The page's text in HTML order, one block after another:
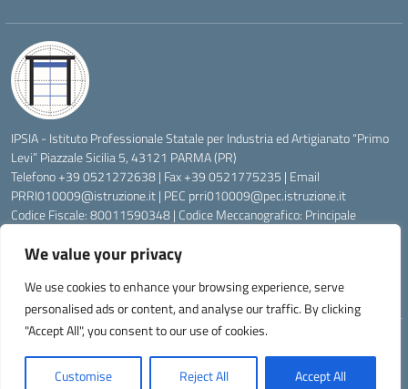
We value your privacy
We use cookies to enhance your browsing experience, serve
personalised ads or content, and analyse our traffic. By clicking
"Accept All", you consent to our use of cookies.
Customise Reject All Accept All
IPSIA - Istituto Professionale Statale per Industria ed Artigianato “Primo
Levi” Piazzale Sicilia 5, 43121 PARMA (PR)
Telefono +39 0521272638 | Fax +39 0521775235 | Email
PRRI010009@istruzione.it| PEC prri010009@pec.istruzione.it
Codice Fiscale: 80011590348 | Codice Meccanografico: Principale
Codice Univoco di Fatturazione: UFW76E | Codice Ente Tesoreria:
Corrente Postale N.: 00222430